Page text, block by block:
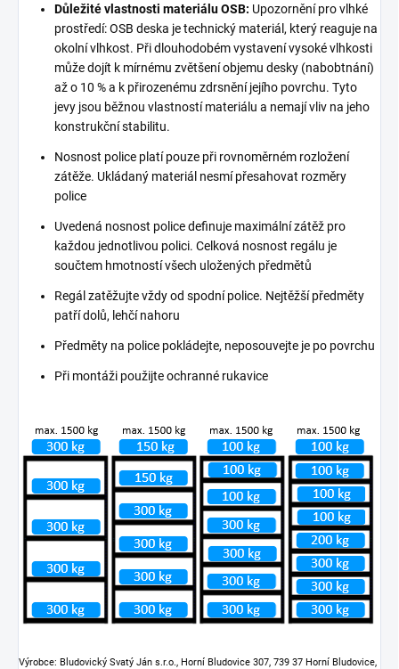
Důležité vlastnosti materiálu OSB: Upozornění pro vlhké
prostředí: OSB deska je technický materiál, který reaguje na
okolní vlhkost. Při dlouhodobém vystavení vysoké vlhkosti
může dojít k mírnému zvětšení objemu desky (nabobtnání)
až o 10 % a k přirozenému zdrsnění jejího povrchu. Tyto
jevy jsou běžnou vlastností materiálu a nemají vliv na jeho
konstrukční stabilitu.
Nosnost police platí pouze při rovnoměrném rozložení
zátěže. Ukládaný materiál nesmí přesahovat rozměry
police
Uvedená nosnost police definuje maximální zátěž pro
každou jednotlivou polici. Celková nosnost regálu je
součtem hmotností všech uložených předmětů
Regál zatěžujte vždy od spodní police. Nejtěžší předměty
patří dolů, lehčí nahoru
Předměty na police pokládejte, neposouvejte je po povrchu
Při montáži použijte ochranné rukavice
Výrobce: Bludovický Svatý Ján s.r.o., Horní Bludovice 307, 739 37 Horní Bludovice,